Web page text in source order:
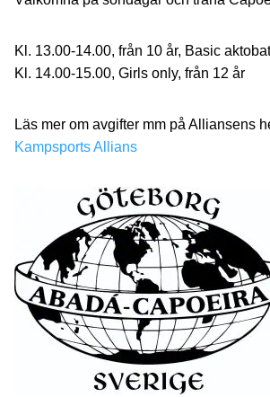
Kl. 13.00-14.00, från 10 år, Basic
Kl. 14.00-15.00, Girls only, från 12 år
Läs mer om avgifter mm på Alliansens
Kampsports Allians